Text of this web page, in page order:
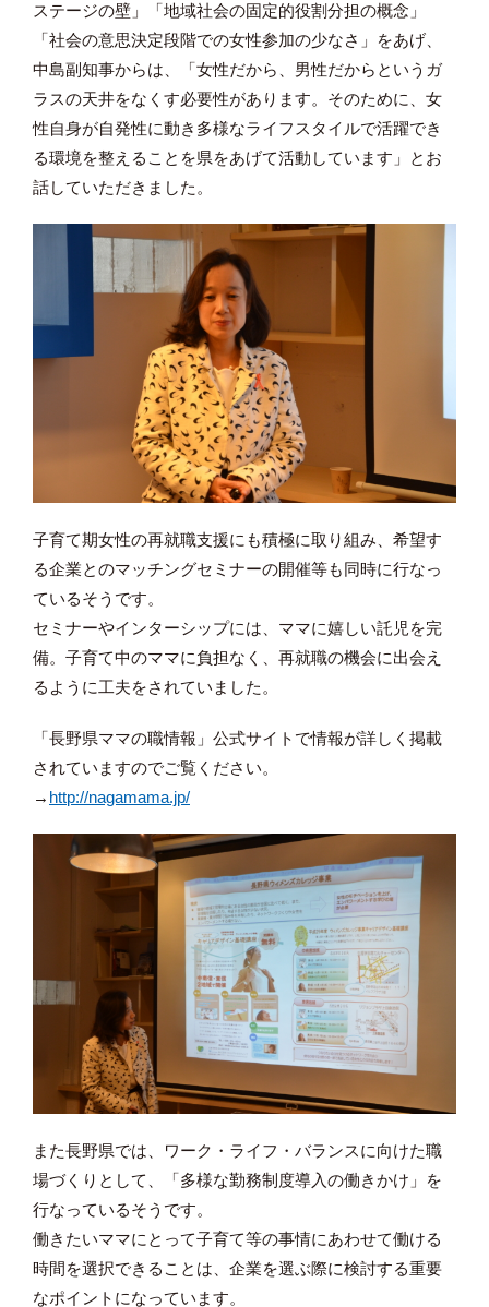
ステージの壁」「地域社会の固定的役割分担の概念」
「社会の意思決定段階での女性参加の少なさ」をあげ、
中島副知事からは、「女性だから、男性だからというガ
ラスの天井をなくす必要性があります。そのために、女
性自身が自発性に動き多様なライフスタイルで活躍でき
る環境を整えることを県をあげて活動しています」とお
話していただきました。
子育て期女性の再就職支援にも積極に取り組み、希望す
る企業とのマッチングセミナーの開催等も同時に行なっ
ているそうです。
セミナーやインターシップには、ママに嬉しい託児を完
備。子育て中のママに負担なく、再就職の機会に出会え
るように工夫をされていました。
「長野県ママの職情報」公式サイトで情報が詳しく掲載
されていますのでご覧ください。
→ http://nagamama.jp/
また長野県では、ワーク・ライフ・バランスに向けた職
場づくりとして、「多様な勤務制度導入の働きかけ」を
行なっているそうです。
働きたいママにとって子育て等の事情にあわせて働ける
時間を選択できることは、企業を選ぶ際に検討する重要
なポイントになっています。